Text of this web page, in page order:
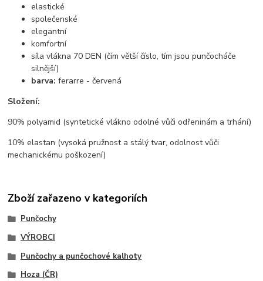
elastické
společenské
elegantní
komfortní
síla vlákna 70 DEN (čím větší číslo, tím jsou punčocháče
silnější)
barva: ferarre - červená
Složení:
90% polyamid (syntetické vlákno odolné vůči odřeninám a trhání)
10% elastan (vysoká pružnost a stálý tvar, odolnost vůči
mechanickému poškození)
Zboží zařazeno v kategoriích
Punčochy
VÝROBCI
Punčochy a punčochové kalhoty
Hoza (ČR)